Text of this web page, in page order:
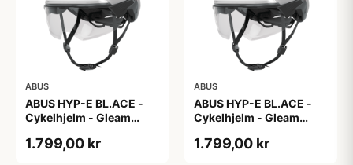
ABUS
ABUS HYP-E BL.ACE -
Cykelhjelm - Gleam
1.799,00 kr
ABUS
ABUS HYP-E BL.ACE -
Cykelhjelm - Gleam
1.799,00 kr